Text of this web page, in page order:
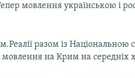
мовлення українською і
разом із Національною
на Крим на середніх